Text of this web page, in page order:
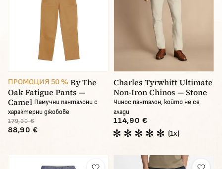
ПРОМОЦИЯ 50 % By The
Oak Fatigue Pants —
Camel Памучни панталони с
характерни джобове
179,90 €
88,90 €
Charles Tyrwhitt Ultimate
Non-Iron Chinos — Stone
Чинос панталон, който не се
глади
114,90 €
(1x)